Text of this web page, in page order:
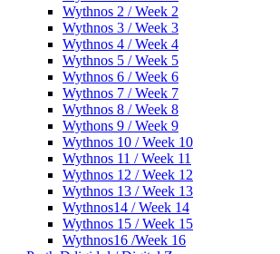
Wythnos 2 / Week 2
Wythnos 3 / Week 3
Wythnos 4 / Week 4
Wythnos 5 / Week 5
Wythnos 6 / Week 6
Wythnos 7 / Week 7
Wythnos 8 / Week 8
Wythons 9 / Week 9
Wythnos 10 / Week 10
Wythnos 11 / Week 11
Wythnos 12 / Week 12
Wythnos 13 / Week 13
Wythnos14 / Week 14
Wythnos 15 / Week 15
Wythnos16 /Week 16